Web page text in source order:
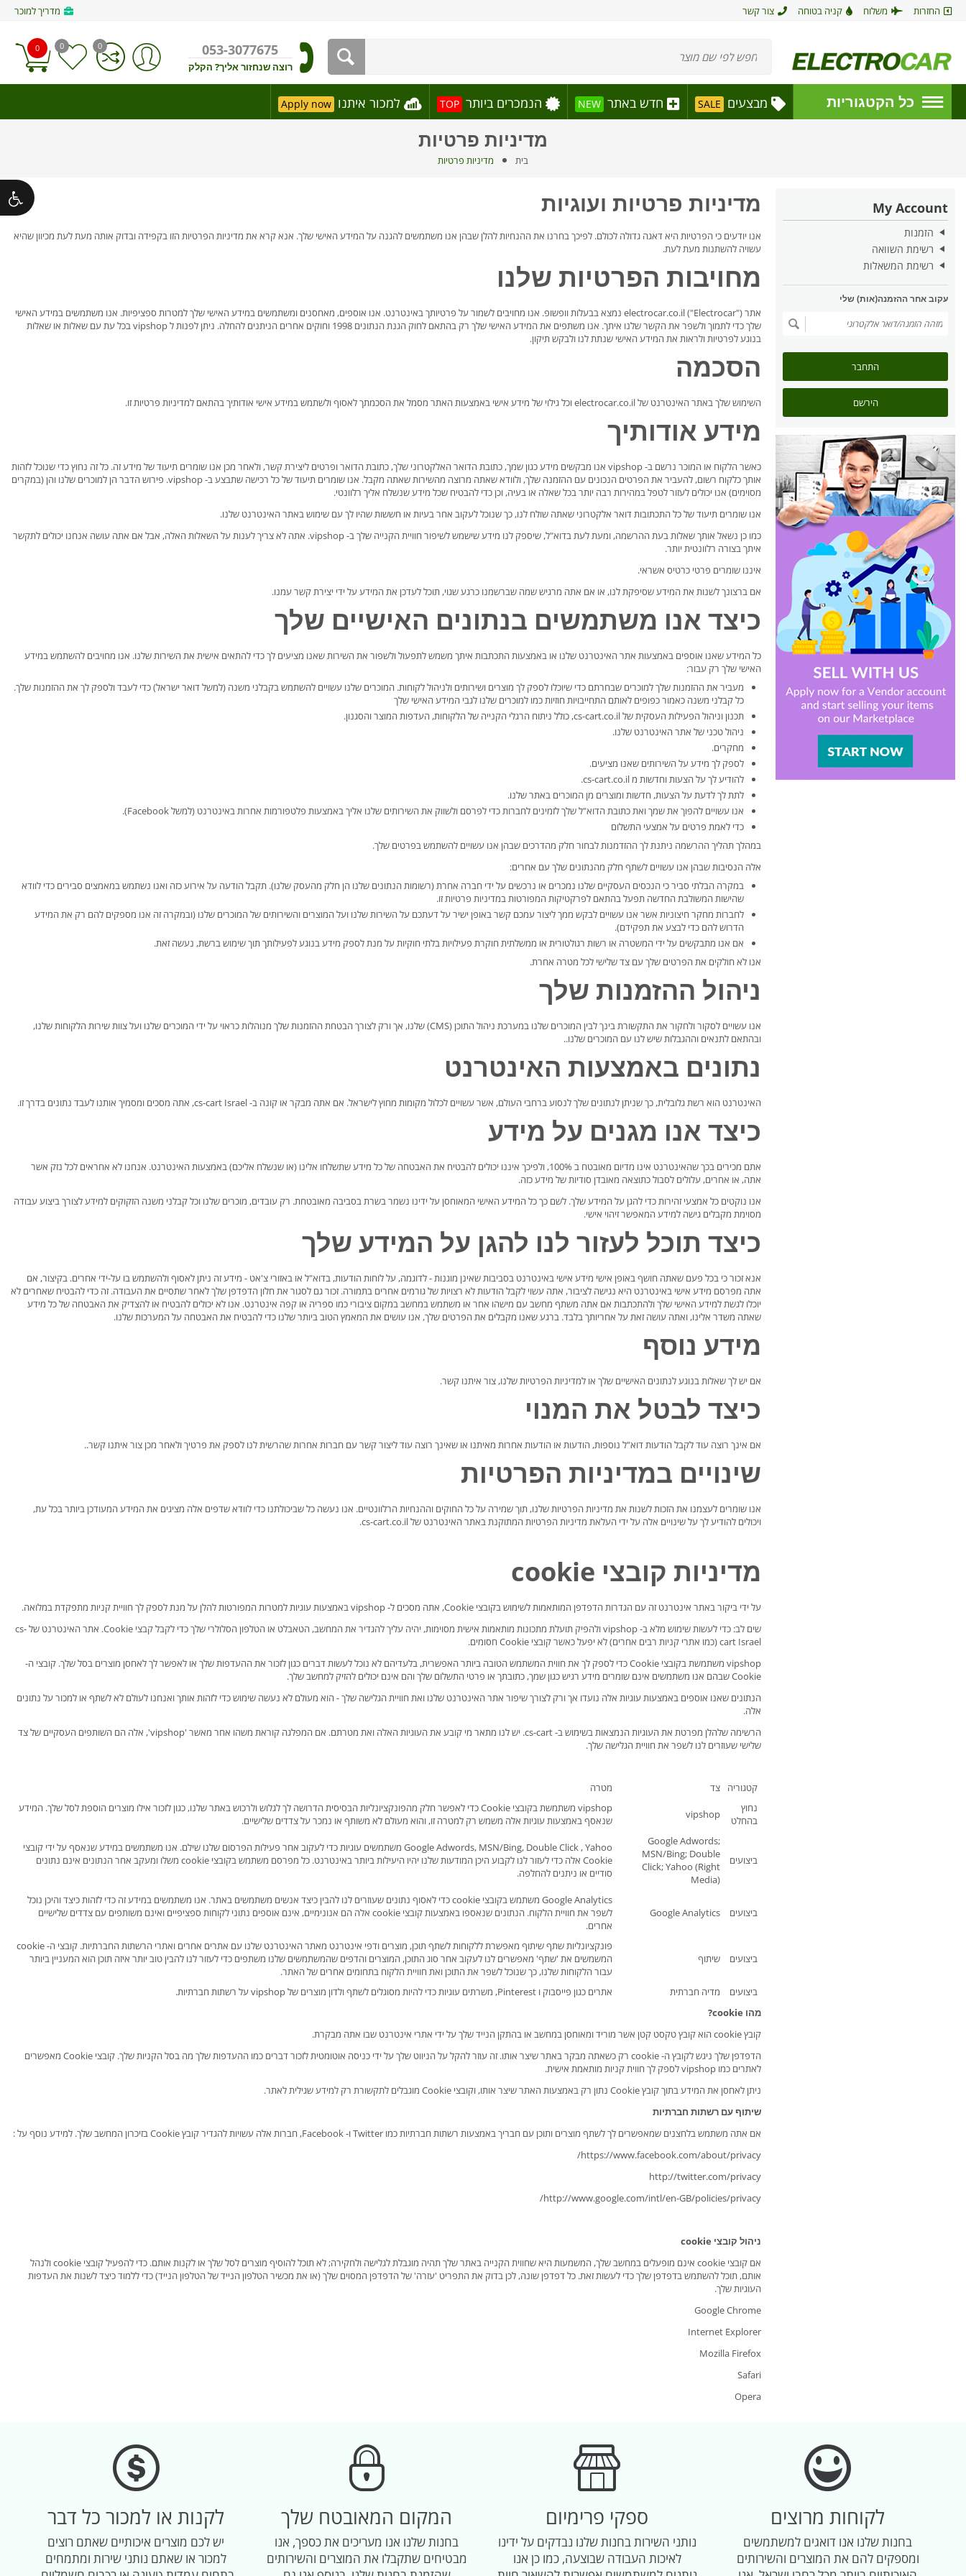
החזרות משלוח קניה בטוחה צור קשר מדריך למוכר
053-3077675
רוצה שנחזור אליך? הקלק
0 0
0
כל הקטגוריות מבצעים SALE חדש באתר NEW הנמכרים ביותר TOP למכור איתנו Apply now
מדיניות פרטיות
בית מדיניות פרטיות
My Account
הזמנות
רשימת השוואה
רשימת המשאלות
עקוב אחר ההזמנה(אות) שלי
התחבר
הירשם
מדיניות פרטיות ועוגיות
אנו יודעים כי הפרטיות היא דאגה גדולה לכולם. לפיכך בחרנו את ההנחיות להלן שבהן אנו משתמשים להגנה על המידע האישי שלך. אנא קרא את מדיניות הפרטיות הזו בקפידה ובדוק אותה מעת לעת מכיוון שהיא
עשויה להשתנות מעת לעת.
מחויבות הפרטיות שלנו
אתר electrocar.co.il ("Electrocar") נמצא בבעלות וופשופ. אנו מחויבים לשמור על פרטיותך באינטרנט. אנו אוספים, מאחסנים ומשתמשים במידע האישי שלך למטרות ספציפיות. אנו משתמשים במידע האישי
שלך כדי לתמוך ולשפר את הקשר שלנו איתך. אנו משתפים את המידע האישי שלך רק בהתאם לחוק הגנת הנתונים 1998 וחוקים אחרים הניתנים להחלה. ניתן לפנות ל vipshop בכל עת עם שאלות או שאלות
בנוגע לפרטיות ולראות את המידע האישי שנתת לנו ולבקש תיקון.
הסכמה
השימוש שלך באתר האינטרנט של electrocar.co.il וכל גילוי של מידע אישי באמצעות האתר מסמל את הסכמתך לאסוף ולשתמש במידע אישי אודותיך בהתאם למדיניות פרטיות זו.
מידע אודותיך
כאשר הלקוח או המוכר נרשם ב- vipshop אנו מבקשים מידע כגון שמך, כתובת הדואר האלקטרוני שלך, כתובת הדואר ופרטים ליצירת קשר, ולאחר מכן אנו שומרים תיעוד של מידע זה. כל זה נחוץ כדי שנוכל לזהות
אותך כלקוח רשום, להעביר את הפרטים הנכונים עם ההזמנה שלך, ולוודא שאתה מרוצה מהשירות שאתה מקבל. אנו שומרים תיעוד של כל רכישה שתבצע ב- vipshop. פירוש הדבר הן למוכרים שלנו והן (במקרים
מסוימים) אנו יכולים לעזור לטפל במהירות רבה יותר בכל שאלה או בעיה, וכן כדי להבטיח שכל מידע שנשלח אליך רלוונטי.
אנו שומרים תיעוד של כל התכתובות דואר אלקטרוני שאתה שולח לנו, כך שנוכל לעקוב אחר בעיות או חששות שהיו לך עם שימוש באתר האינטרנט שלנו.
כמו כן נשאל אותך שאלות בעת ההרשמה, ומעת לעת בדוא"ל, שיספק לנו מידע שישמש לשיפור חוויית הקנייה שלך ב- vipshop. אתה לא צריך לענות על השאלות האלה, אבל אם אתה עושה אנחנו יכולים לתקשר
איתך בצורה רלוונטית יותר.
איננו שומרים פרטי כרטיס אשראי.
אם ברצונך לשנות את המידע שסיפקת לנו, או אם אתה מרגיש שמה שברשמנו כרגע שגוי, תוכל לעדכן את המידע על ידי יצירת קשר עמנו.
כיצד אנו משתמשים בנתונים האישיים שלך
כל המידע שאנו אוספים באמצעות אתר האינטרנט שלנו או באמצעות התכתבות איתך משמש לתפעול ולשפור את השירות שאנו מציעים לך כדי להתאים אישית את השירות שלנו. אנו מחויבים להשתמש במידע
האישי שלך רק עבור:
מעביר את ההזמנות שלך למוכרים שבחרתם כדי שיוכלו לספק לך מוצרים ושירותים ולניהול לקוחות. המוכרים שלנו עשויים להשתמש בקבלני משנה (למשל דואר ישראל) כדי לעבד ולספק לך את ההזמנות שלך.
כל קבלני משנה כאמור כפופים לאותם התחייבויות חוזיות כמו למוכרים שלנו לגבי המידע האישי שלך
תכנון וניהול הפעילות העסקית של cs-cart.co.il, כולל ניתוח הרגלי הקנייה של הלקוחות, העדפות המוצר והסגנון.
ניהול טכני של אתר האינטרנט שלנו.
מחקרים.
לספק לך מידע על השירותים שאנו מציעים.
להודיע לך על הצעות וחדשות מ cs-cart.co.il.
לתת לך לדעת על הצעות, חדשות ומוצרים מן המוכרים באתר שלנו.
אנו עשויים להפוך את שמך ואת כתובת הדוא"ל שלך לזמינים לחברות כדי לפרסם ולשווק את השירותים שלנו אליך באמצעות פלטפורמות אחרות באינטרנט (למשל Facebook).
כדי לאמת פרטים על אמצעי התשלום
במהלך תהליך ההרשמה ניתנת לך ההזדמנות לבחור חלק מהדרכים שבהן אנו עשויים להשתמש בפרטים שלך.
אלה הנסיבות שבהן אנו עשויים לשתף חלק מהנתונים שלך עם אחרים:
במקרה הבלתי סביר כי הנכסים העסקיים שלנו נמכרים או נרכשים על ידי חברה אחרת (רשומות הנתונים שלנו הן חלק מהעסק שלנו). תקבל הודעה על אירוע כזה ואנו נשתמש במאמצים סבירים כדי לוודא
שהישות המשולבת החדשה תפעל בהתאם לפרקטיקות המפורטות במדיניות פרטיות זו.
לחברות מחקר חיצוניות אשר אנו עשויים לבקש ממך ליצור עמכם קשר באופן ישיר על דעתכם על השירות שלנו ועל המוצרים והשירותים של המוכרים שלנו (ובמקרה זה אנו מספקים להם רק את המידע
הדרוש להם כדי לבצע את תפקידם).
אם אנו מתבקשים על ידי המשטרה או רשות רגולטורית או ממשלתית חוקרת פעילויות בלתי חוקיות על מנת לספק מידע בנוגע לפעילותך תוך שימוש ברשת, נעשה זאת.
אנו לא חולקים את הפרטים שלך עם צד שלישי לכל מטרה אחרת.
ניהול ההזמנות שלך
אנו עשויים לסקור ולחקור את התקשורת בינך לבין המוכרים שלנו במערכת ניהול התוכן (CMS) שלנו, אך ורק לצורך הבטחת ההזמנות שלך מנוהלות כראוי על ידי המוכרים שלנו ועל צוות שירות הלקוחות שלנו,
ובהתאם לתנאים וההגבלות שיש לנו עם המוכרים שלנו..
נתונים באמצעות האינטרנט
האינטרנט הוא רשת גלובלית, כך שניתן לנתונים שלך לנסוע ברחבי העולם, אשר עשויים לכלול מקומות מחוץ לישראל. אם אתה מבקר או קונה ב- cs-cart Israel, אתה מסכים ומסמיך אותנו לעבד נתונים בדרך זו.
כיצד אנו מגנים על מידע
אתם מכירים בכך שהאינטרנט אינו מדיום מאובטח ב 100%, ולפיכך איננו יכולים להבטיח את האבטחה של כל מידע שתשלחו אלינו (או שנשלח אליכם) באמצעות האינטרנט. אנחנו לא אחראים לכל נזק אשר
אתה, או אחרים, עלולים לסבול כתוצאה מאובדן סודיות של מידע כזה.
אנו נוקטים כל אמצעי זהירות כדי להגן על המידע שלך. לשם כך כל המידע האישי המאוחסן על ידינו נשמר בשרת בסביבה מאובטחת. רק עובדים, מוכרים שלנו וכל קבלני משנה הזקוקים למידע לצורך ביצוע עבודה
מסוימת מקבלים גישה למידע המאפשר זיהוי אישי.
כיצד תוכל לעזור לנו להגן על המידע שלך
אנא זכור כי בכל פעם שאתה חושף באופן אישי מידע אישי באינטרנט בסביבות שאינן מוגנות - לדוגמה, על לוחות הודעות, בדוא"ל או באזורי צ'אט - מידע זה ניתן לאסוף ולהשתמש בו על-ידי אחרים. בקיצור, אם
אתה מפרסם מידע אישי באינטרנט היא נגישה לציבור, אתה עשוי לקבל הודעות לא רצויות של גורמים אחרים בתמורה. זכור גם לסגור את חלון הדפדפן שלך לאחר שתסיים את העבודה. זה כדי להבטיח שאחרים לא
יוכלו לגשת למידע האישי שלך ולהתכתבות אם אתה משתף מחשב עם מישהו אחר או משתמש במחשב במקום ציבורי כמו ספריה או קפה אינטרנט. אנו לא יכולים להבטיח או להצדיק את האבטחה של כל מידע
שאתה משדר אלינו, ואתה עושה זאת על אחריותך בלבד. ברגע שאנו מקבלים את הפרטים שלך, אנו עושים את המאמץ הטוב ביותר שלנו כדי להבטיח את האבטחה על המערכות שלנו.
מידע נוסף
אם יש לך שאלות בנוגע לנתונים האישיים שלך או למדיניות הפרטיות שלנו, צור איתנו קשר.
כיצד לבטל את המנוי
אם אינך רוצה עוד לקבל הודעות דוא"ל נוספות, הודעות או הודעות אחרות מאיתנו או שאינך רוצה עוד ליצור קשר עם חברות אחרות שהרשית לנו לספק את פרטיך ולאחר מכן צור איתנו קשר..
שינויים במדיניות הפרטיות
אנו שומרים לעצמנו את הזכות לשנות את מדיניות הפרטיות שלנו, תוך שמירה על כל החוקים וההנחיות הרלוונטיים. אנו נעשה כל שביכולתנו כדי לוודא שדפים אלה מציגים את המידע המעודכן ביותר בכל עת,
ויכולים להודיע לך על שינויים אלה על ידי העלאת מדיניות הפרטיות המתוקנת באתר האינטרנט של cs-cart.co.il.
מדיניות קובצי cookie
על ידי ביקור באתר אינטרנט זה עם הגדרות הדפדפן המותאמות לשימוש בקובצי Cookie, אתה מסכים ל- vipshop באמצעות עוגיות למטרות המפורטות להלן על מנת לספק לך חוויית קניות מתפקדת במלואה.
שים לב: כדי לעשות שימוש מלא ב- vipshop ולהפיק תועלת מתכונות מותאמות אישית מסוימות, יהיה עליך להגדיר את המחשב, הטאבלט או הטלפון הסלולרי שלך כדי לקבל קבצי Cookie. אתר האינטרנט של cs-
cart Israel (כמו אתרי קניות רבים אחרים) לא יפעל כאשר קובצי Cookie חסומים.
vipshop משתמשת בקובצי Cookie כדי לספק לך את חווית המשתמש הטובה ביותר האפשרית, בלעדיהם לא נוכל לעשות דברים כגון לזכור את ההעדפות שלך או לאפשר לך לאחסן מוצרים בסל שלך. קובצי ה-
Cookie שבהם אנו משתמשים אינם שומרים מידע רגיש כגון שמך, כתובתך או פרטי התשלום שלך והם אינם יכולים להזיק למחשב שלך.
הנתונים שאנו אוספים באמצעות עוגיות אלה נועדו אך ורק לצורך שיפור אתר האינטרנט שלנו ואת חוויית הגלישה שלך - הוא מעולם לא נעשה שימוש כדי לזהות אותך ואנחנו לעולם לא לשתף או למכור על נתונים
אלה.
הרשימה שלהלן מפרטת את העוגיות הנמצאות בשימוש ב- cs-cart. יש לנו מתאר מי קובע את העוגיות האלה ואת מטרתם. אם המפלגה קוראת משהו אחר מאשר 'vipshop', אלה הם השותפים העסקיים של צד
שלישי שעוזרים לנו לשפר את חוויית הגלישה שלך.
קטגוריה צד
מטרה
נחוץ
בהחלט
vipshop
vipshop משתמשת בקובצי Cookie כדי לאפשר חלק מהפונקציונליות הבסיסית הדרושה לך לגלוש ולרכוש באתר שלנו, כגון לזכור אילו מוצרים הוספת לסל שלך. המידע
שנאסף באמצעות עוגיות אלה משמש רק למטרה זו, והוא מעולם לא משותף או נמכר על צדדים שלישיים.
ביצועים
Google Adwords;
MSN/Bing; Double
Click; Yahoo (Right
Media)
Google Adwords, MSN/Bing, Double Click , Yahoo משתמשים עוגיות כדי לעקוב אחר פעילות הפרסום שלנו שילם. אנו משתמשים במידע שנאסף על ידי קובצי
Cookie אלה כדי לעזור לנו לקבוע היכן המודעות שלנו יהיו היעילות ביותר באינטרנט. כל מפרסם משתמש בקובצי cookie משלו ומעקב אחר הנתונים אינם נתונים
סודיים או ניתנים להחלפה.
ביצועים Google Analytics
Google Analytics משתמש בקובצי cookie כדי לאסוף נתונים שעוזרים לנו להבין כיצד אנשים משתמשים באתר. אנו משתמשים במידע זה כדי לזהות כיצד והיכן נוכל
לשפר את חוויית הלקוח. הנתונים שנאספו באמצעות קובצי cookie אלה הם אנונימיים, אינם אוספים נתוני לקוחות ספציפיים ואינם משותפים עם צדדים שלישיים
אחרים.
ביצועים שיתוף
פונקציונליות שתף שיתוף מאפשרת ללקוחות לשתף תוכן, מוצרים ודפי אינטרנט מאתר האינטרנט שלנו עם אתרים אחרים ואתרי הרשתות החברתיות. קובצי ה- cookie
המשמשים את 'שתף' מאפשרים לנו לעקוב אחר סוג התוכן, המוצרים והדפים שהמשתמשים שלנו משתפים כדי לעזור לנו להבין טוב יותר איזה תוכן הוא המעניין ביותר
עבור הלקוחות שלנו, כך שנוכל לשפר את התוכן ואת חוויית הלקוח בתחומים אחרים של האתר.
ביצועים
מדיה חברתית
אתרים כגון פייסבוק ו Pinterest, משרתים עוגיות כדי להיות מסוגלים לשתף ולדון מוצרים של vipshop על רשתות חברתיות.
מהו cookie?
קובץ cookie הוא קובץ טקסט קטן אשר מוריד ומאוחסן במחשב או בהתקן הנייד שלך על ידי אתרי אינטרנט שבו אתה מבקרת.
הדפדפן שלך ניגש לקובץ ה- cookie רק כשאתה מבקר באתר שיצר אותו. זה עוזר להקל על הניווט שלך על ידי כניסה אוטומטית לזכור דברים כמו ההעדפות שלך מה בסל הקניות שלך. קובצי Cookie מאפשרים
לאתרים כמו vipshop לספק לך חווית קניות מותאמת אישית.
ניתן לאחסן את המידע בתוך קובץ Cookie נתון רק באמצעות האתר שיצר אותו, וקובצי Cookie מוגבלים לתקשורת רק למידע שגילית לאתר.
שיתוף עם רשתות חברתיות
אם אתה משתמש בלחצנים שמאפשרים לך לשתף מוצרים ותוכן עם חבריך באמצעות רשתות חברתיות כמו Twitter ו- Facebook, חברות אלה עשויות להגדיר קובץ Cookie בזיכרון המחשב שלך. למידע נוסף על :
https://www.facebook.com/about/privacy/
http://twitter.com/privacy
http://www.google.com/intl/en-GB/policies/privacy/
ניהול קובצי cookie
אם קובצי cookie אינם מופעלים במחשב שלך, המשמעות היא שחווית הקנייה באתר שלך תהיה מוגבלת לגלישה ולחקירה; לא תוכל להוסיף מוצרים לסל שלך או לקנות אותם. כדי להפעיל קובצי cookie ולנהל
אותם, תוכל להשתמש בדפדפן שלך כדי לעשות זאת. כל דפדפן שונה, לכן בדוק את התפריט 'עזרה' של הדפדפן המסוים שלך (או את מכשיר הטלפון הנייד של הטלפון הנייד) כדי ללמוד כיצד לשנות את העדפות
העוגיות שלך.
Google Chrome
Internet Explorer
Mozilla Firefox
Safari
Opera
לקוחות מרוצים
בחנות שלנו אנו דואגים למשתמשים
ומספקים להם את המוצרים והשירותים
ספקי פרימיום
נותני השירות בחנות שלנו נבדקים על ידינו
לאיכות העבודה שבוצעה, כמו כן אנו
המקום המאובטח שלך
בחנות שלנו אנו מעריכים את כספך, אנו
מבטיחים שתקבלו את המוצרים והשירותים
לקנות או למכור כל דבר
יש לכם מוצרים איכותיים שאתם רוצים
למכור או שאתם נותני שירות ומתמחים